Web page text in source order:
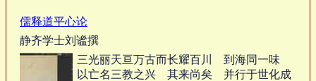
儒释道平心论
静齐学士刘谧撰
三光丽天亘万古而长耀百川 到海同一味
以亡名三教之兴 其来尚矣 并行于世化成